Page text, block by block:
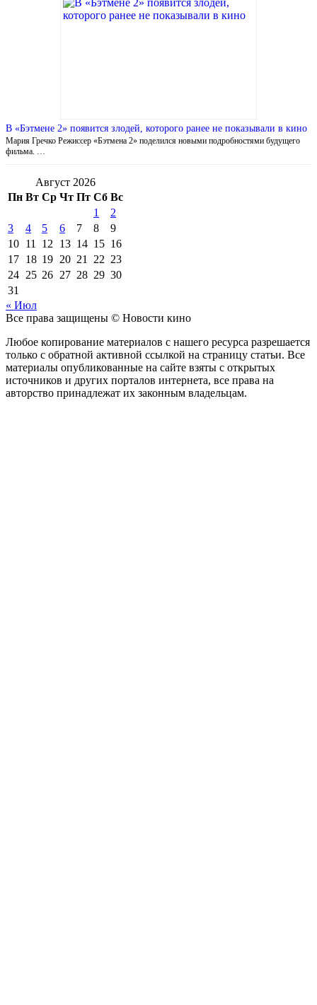
В «Бэтмене 2» появится злодей, которого ранее не показывали в кино
Мария Гречко Режиссер «Бэтмена 2» поделился новыми подробностями будущего
фильма. …
Август 2026
Пн Вт Ср Чт Пт Сб Вс
1
2
3
4 5 6 7 8
9
10 11 12 13 14 15 16
17 18 19 20 21 22 23
24 25 26 27 28 29 30
31
« Июл
Все права защищены © Новости кино
Любое копирование материалов с нашего ресурса разрешается
только с обратной активной ссылкой на страницу статьи. Все
материалы опубликованные на сайте взяты с открытых
источников и других порталов интернета, все права на
авторство принадлежат их законным владельцам.